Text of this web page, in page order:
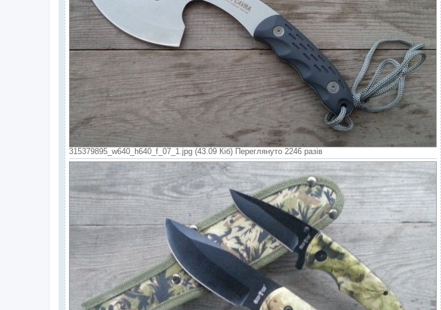
315379895_w640_h640_f_07_1.jpg (43.09 Кіб) Переглянуто 2246 разів